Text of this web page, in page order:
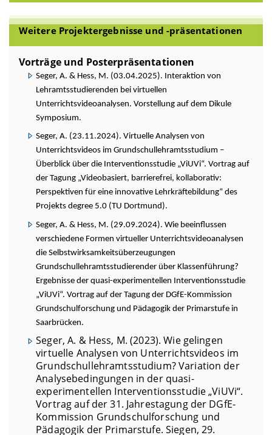
Weitere Projektergebnisse und -präsentationen
Vorträge und Posterpräsentationen
Seger, A. & Hess, M. (03.04.2025). Interaktion von
Lehramtsstudierenden bei virtuellen
Unterrichtsvideoanalysen. Vorstellung auf dem Dikule
Symposium.
Seger, A. (23.11.2024). Virtuelle Analysen von
Unterrichtsvideos im Grundschullehramtsstudium –
Überblick über die Interventionsstudie „ViUVi“. Vortrag auf
der Tagung „Videobasiert, barrierefrei, kollaborativ:
Perspektiven für eine innovative Lehrkräftebildung“ des
Projekts degree 5.0 (TU Dortmund).
Seger, A. & Hess, M. (29.09.2024).Wie beeinflussen
verschiedene Formen virtueller Unterrichtsvideoanalysen
die Selbstwirksamkeitsüberzeugungen
Grundschullehramtsstudierender über Klassenführung?
Ergebnisse der quasi-experimentellen Interventionsstudie
„ViUVi“. Vortrag auf der Tagung der DGfE-Kommission
Grundschulforschung und Pädagogik der Primarstufe in
Saarbrücken.
Seger, A. & Hess, M. (2023). Wie gelingen
virtuelle Analysen von Unterrichtsvideos im
Grundschullehramtsstudium? Variation der
Analysebedingungen in der quasi-
experimentellen Interventionsstudie „ViUVi“.
Vortrag auf der 31. Jahrestagung der DGfE-
Kommission Grundschulforschung und
Pädagogik der Primarstufe. Siegen, 29.